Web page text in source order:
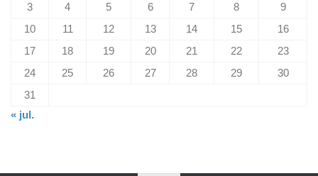
3
4 5 6 7 8
9
10
11 12 13 14 15
16
17
18 19 20 21 22
23
24
25 26 27 28 29
30
31
« jul.